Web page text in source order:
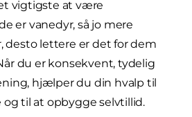
vigtigste at være
er vanedyr, så jo mere
desto lettere er det for dem
du er konsekvent, tydelig
hjælper du din hvalp til
til at opbygge selvtillid.